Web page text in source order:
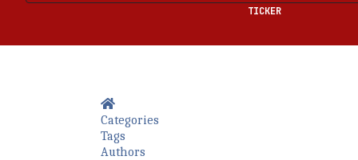
TICKER
Home
Categories
Tags
Authors